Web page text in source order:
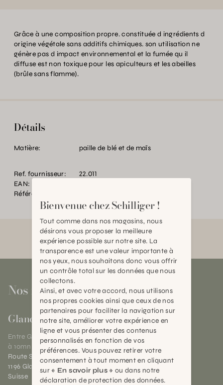
Grâce à une composition propre. constituée d ingrédients d
origine végétale sans additifs chimiques. son utilisation ne
génère pas d impact environnemental et la fumée qu il
diffuse est non toxique pour les apiculteurs et les abeilles
(brûle sans flamme).
Détails
Matière: paille de blé et de maïs
Ref. fournisseur:
22.011
EAN:
Référence:
Nos magasins
Gland
Entre Genève et Lausanne,
à 10mn de Nyon
Route Suisse 40
1196 Gland (VD)
Suisse
Bienvenue chez Schilliger !
Tout comme dans nos magasins, nous
désirons vous proposer la meilleure
expérience possible sur notre site. La
transparence est une valeur importante à
nos yeux, nous souhaitons donc vous offrir
un contrôle total sur les données que nous
collectons.
Ainsi, et avec votre accord, nous utilisons
nos propres cookies ainsi que ceux de nos
partenaires pour faciliter la navigation sur
notre site, améliorer votre expérience en
ligne et vous présenter des contenus
personnalisés en fonction de vos
préférences. Vous pouvez retirer votre
consentement à tout moment en cliquant
sur « En savoir plus » ou dans notre
déclaration de protection des données.